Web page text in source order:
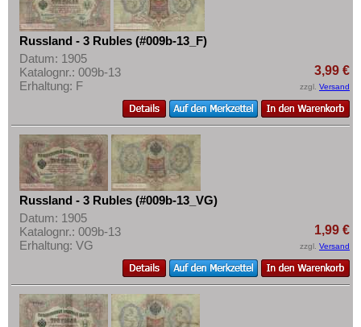
Russland - 3 Rubles (#009b-13_F)
Datum: 1905
Katalognr.: 009b-13
Erhaltung: F
3,99 €
zzgl. Versand
Russland - 3 Rubles (#009b-13_VG)
Datum: 1905
Katalognr.: 009b-13
Erhaltung: VG
1,99 €
zzgl. Versand